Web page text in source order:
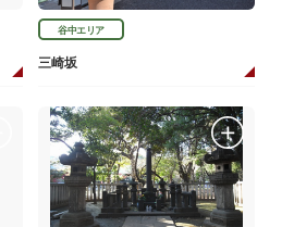
谷中エリア
三崎坂